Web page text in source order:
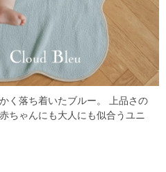
く落ち着いたブルー。
上品さの
ちゃんにも大人にも似合うユニ